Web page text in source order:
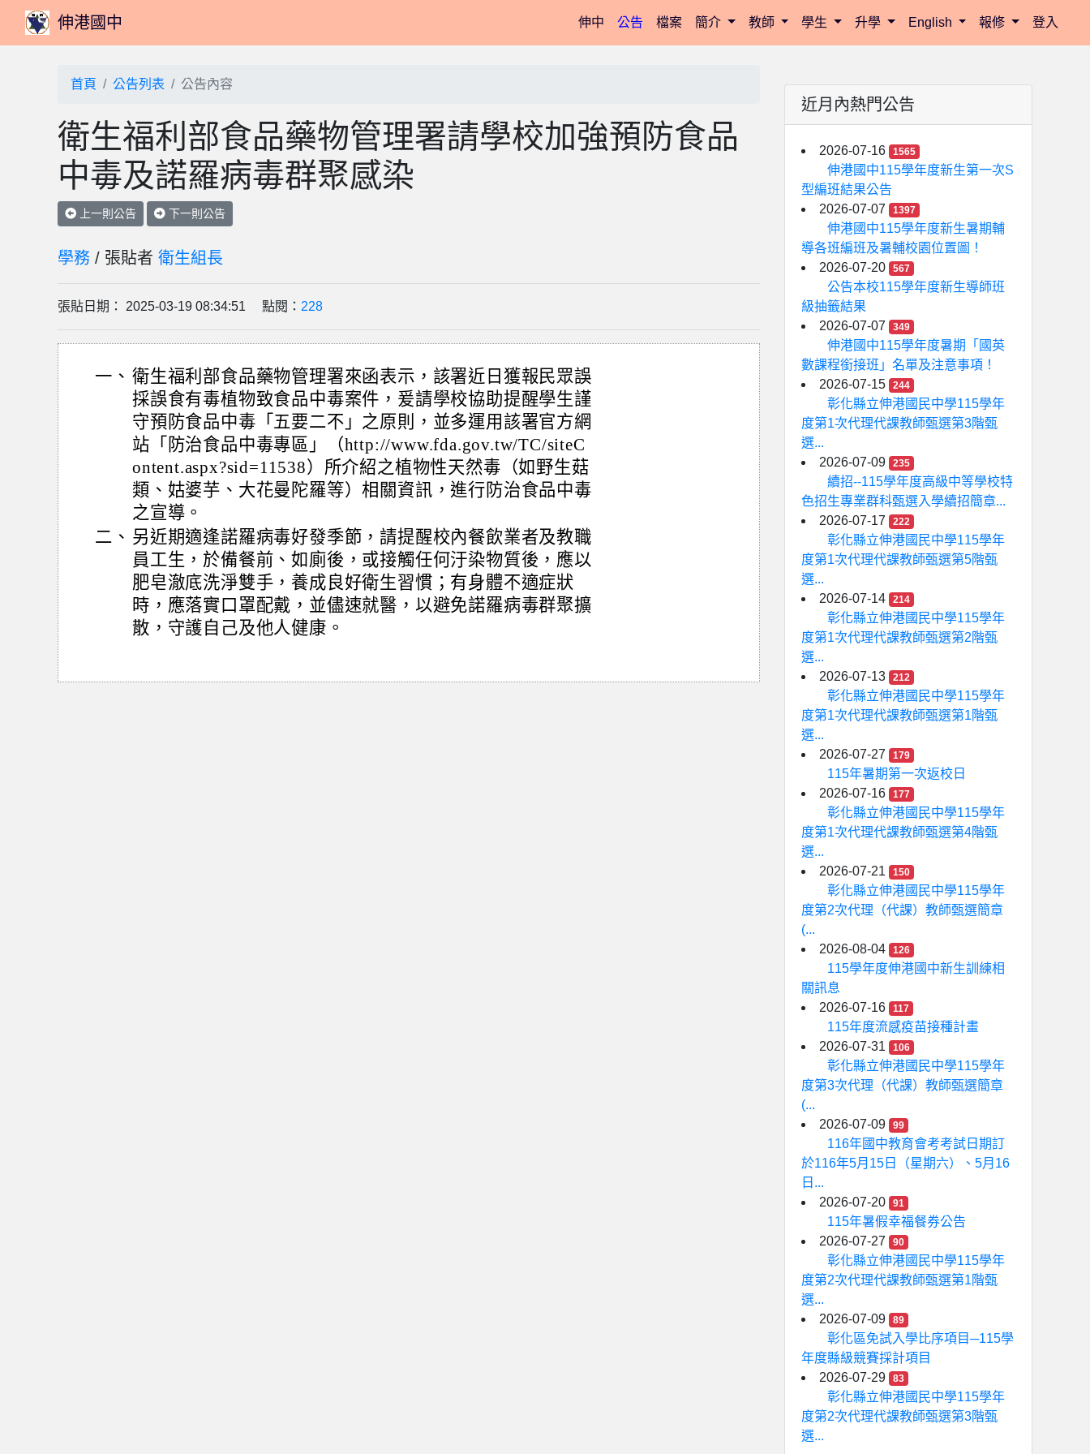
伸港國中 伸中(current)
公告 檔案 簡介 教師 學生 升學 English 報修 登入
首頁 公告列表 公告內容
衛生福利部食品藥物管理署請學校加強預防食品
中毒及諾羅病毒群聚感染
上一則公告 下一則公告
學務 / 張貼者 衛生組長
張貼日期： 2025-03-19 08:34:51 點閱： 228
一、 衛生福利部食品藥物管理署來函表示，該署近日獲報民眾誤
採誤食有毒植物致食品中毒案件，爰請學校協助提醒學生謹
守預防食品中毒「五要二不」之原則，並多運用該署官方網
站「防治食品中毒專區」（http://www.fda.gov.tw/TC/siteC
ontent.aspx?sid=11538）所介紹之植物性天然毒（如野生菇
類、姑婆芋、大花曼陀羅等）相關資訊，進行防治食品中毒
之宣導。
二、 另近期適逢諾羅病毒好發季節，請提醒校內餐飲業者及教職
員工生，於備餐前、如廁後，或接觸任何汙染物質後，應以
肥皂澈底洗淨雙手，養成良好衛生習慣；有身體不適症狀
時，應落實口罩配戴，並儘速就醫，以避免諾羅病毒群聚擴
散，守護自己及他人健康。
近月內熱門公告
2026-07-16 1565
伸港國中115學年度新生第一次S
型編班結果公告
2026-07-07
1397
伸港國中115學年度新生暑期輔
導各班編班及暑輔校園位置圖！
2026-07-20
567
公告本校115學年度新生導師班
級抽籤結果
2026-07-07
349
伸港國中115學年度暑期「國英
數課程銜接班」名單及注意事項！
2026-07-15
244
彰化縣立伸港國民中學115學年
度第1次代理代課教師甄選第3階甄
選...
2026-07-09
235
續招--115學年度高級中等學校特
色招生專業群科甄選入學續招簡章...
2026-07-17
222
彰化縣立伸港國民中學115學年
度第1次代理代課教師甄選第5階甄
選...
2026-07-14
214
彰化縣立伸港國民中學115學年
度第1次代理代課教師甄選第2階甄
選...
2026-07-13
212
彰化縣立伸港國民中學115學年
度第1次代理代課教師甄選第1階甄
選...
2026-07-27
179
115年暑期第一次返校日
2026-07-16
177
彰化縣立伸港國民中學115學年
度第1次代理代課教師甄選第4階甄
選...
2026-07-21
150
彰化縣立伸港國民中學115學年
度第2次代理（代課）教師甄選簡章
(...
2026-08-04
126
115學年度伸港國中新生訓練相
關訊息
2026-07-16
117
115年度流感疫苗接種計畫
2026-07-31
106
彰化縣立伸港國民中學115學年
度第3次代理（代課）教師甄選簡章
(...
2026-07-09
99
116年國中教育會考考試日期訂
於116年5月15日（星期六）、5月16
日...
2026-07-20
91
115年暑假幸福餐券公告
2026-07-27
90
彰化縣立伸港國民中學115學年
度第2次代理代課教師甄選第1階甄
選...
2026-07-09
89
彰化區免試入學比序項目─115學
年度縣級競賽採計項目
2026-07-29
83
彰化縣立伸港國民中學115學年
度第2次代理代課教師甄選第3階甄
選...